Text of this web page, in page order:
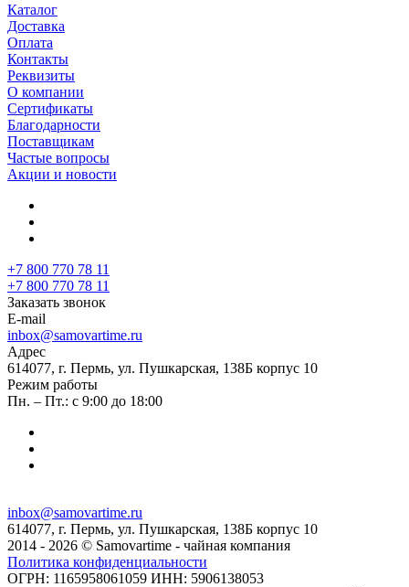
Каталог
Доставка
Оплата
Контакты
Реквизиты
О компании
Сертификаты
Благодарности
Поставщикам
Частые вопросы
Акции и новости
+7 800 770 78 11
+7 800 770 78 11
Заказать звонок
E-mail
inbox@samovartime.ru
Адрес
614077, г. Пермь, ул. Пушкарская, 138Б корпус 10
Режим работы
Пн. – Пт.: с 9:00 до 18:00
inbox@samovartime.ru
614077, г. Пермь, ул. Пушкарская, 138Б корпус 10
2014 - 2026 © Samovartime - чайная компания
Политика конфиденциальности
ОГРН: 1165958061059 ИНН: 5906138053